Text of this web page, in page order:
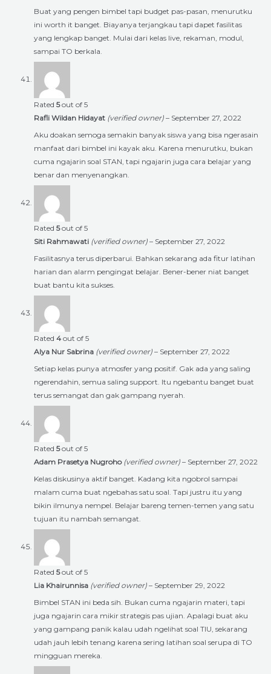
Buat yang pengen bimbel tapi budget pas-pasan, menurutku
ini worth it banget. Biayanya terjangkau tapi dapet fasilitas
yang lengkap banget. Mulai dari kelas live, rekaman, modul,
sampai TO berkala.
Rated 5out of 5
Rafli Wildan Hidayat (verified owner) – September 27, 2022
Aku doakan semoga semakin banyak siswa yang bisa ngerasain
manfaat dari bimbel ini kayak aku. Karena menurutku, bukan
cuma ngajarin soal STAN, tapi ngajarin juga cara belajar yang
benar dan menyenangkan.
Rated 5out of 5
Siti Rahmawati (verified owner) – September 27, 2022
Fasilitasnya terus diperbarui. Bahkan sekarang ada fitur latihan
harian dan alarm pengingat belajar. Bener-bener niat banget
buat bantu kita sukses.
Rated 4 out of 5
Alya Nur Sabrina (verified owner) – September 27, 2022
Setiap kelas punya atmosfer yang positif. Gak ada yang saling
ngerendahin, semua saling support. Itu ngebantu banget buat
terus semangat dan gak gampang nyerah.
Rated 5out of 5
Adam Prasetya Nugroho (verified owner) – September 27, 2022
Kelas diskusinya aktif banget. Kadang kita ngobrol sampai
malam cuma buat ngebahas satu soal. Tapi justru itu yang
bikin ilmunya nempel. Belajar bareng temen-temen yang satu
tujuan itu nambah semangat.
Rated 5out of 5
Lia Khairunnisa (verified owner) – September 29, 2022
Bimbel STAN ini beda sih. Bukan cuma ngajarin materi, tapi
juga ngajarin cara mikir strategis pas ujian. Apalagi buat aku
yang gampang panik kalau udah ngelihat soal TIU, sekarang
udah jauh lebih tenang karena sering latihan soal serupa di TO
mingguan mereka.